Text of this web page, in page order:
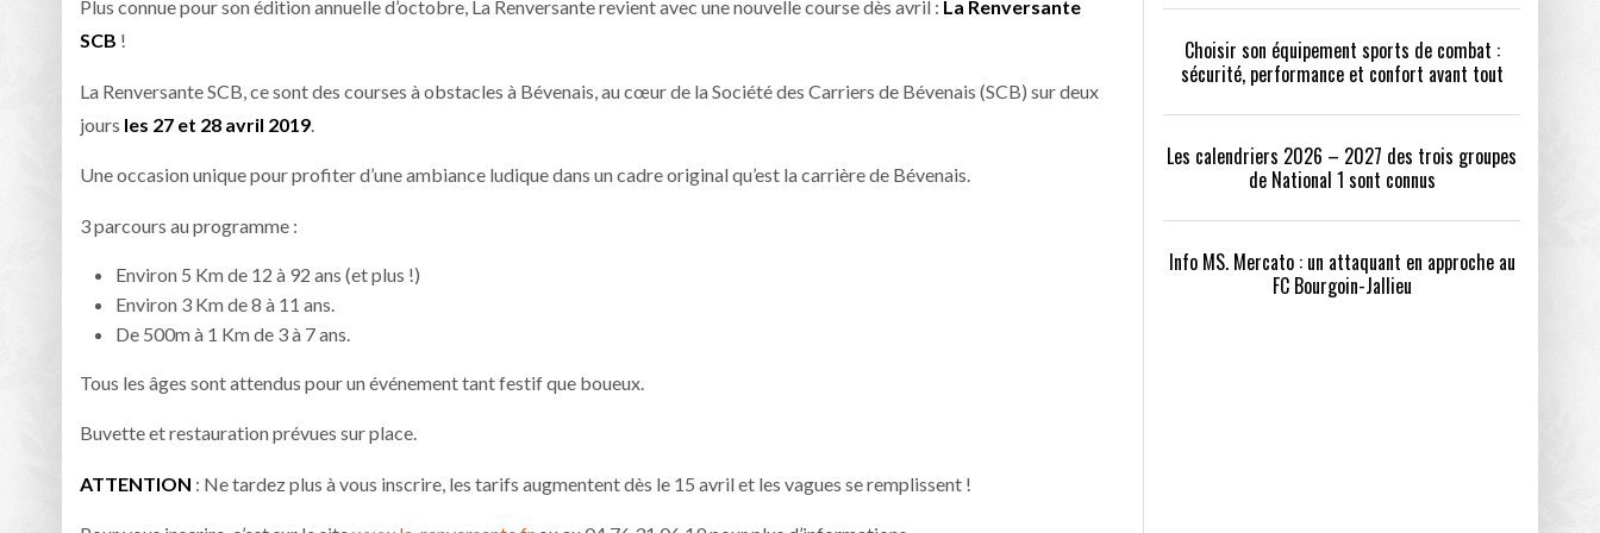
Plus connue pour son édition annuelle d’octobre, La Renversante revient avec une nouvelle course dès avril : La Renversante
SCB !
La Renversante SCB, ce sont des courses à obstacles à Bévenais, au cœur de la Société des Carriers de Bévenais (SCB) sur deux
jours les 27 et 28 avril 2019
Une occasion unique pour profiter d’une ambiance ludique dans un cadre original qu’est la carrière de Bévenais.
3 parcours au programme :
Environ 5 Km de 12 à 92 ans (et plus !)
Environ 3 Km de 8 à 11 ans.
De 500m à 1 Km de 3 à 7 ans.
Tous les âges sont attendus pour un événement tant festif que boueux.
Buvette et restauration prévues sur place.
ATTENTION : Ne tardez plus à vous inscrire, les tarifs augmentent dès le 15 avril et les vagues se remplissent !
Choisir son équipement sports de combat :
sécurité, performance et confort avant tout
Les calendriers 2026 – 2027 des trois groupes
de National 1 sont connus
Info MS. Mercato : un attaquant en approche au
FC Bourgoin-Jallieu